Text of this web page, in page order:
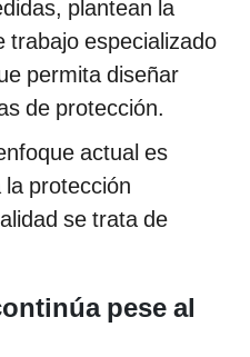
plantean la
trabajo especializado
permita diseñar
de protección.
actual es
protección
se trata de
pese al